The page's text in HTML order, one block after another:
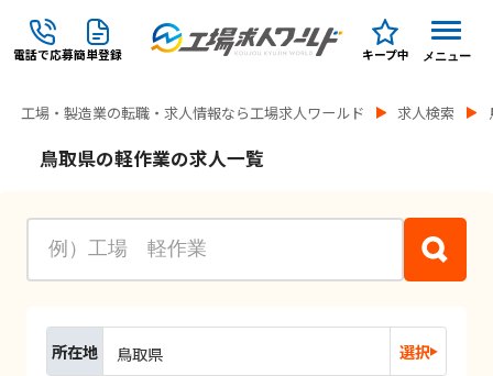
電話で応募簡単登録 キープ中 メニュー
工場・製造業の転職・求人情報なら工場求人ワールド 求人検索
鳥取県の軽作業の求人一覧
所在地 鳥取県 選択